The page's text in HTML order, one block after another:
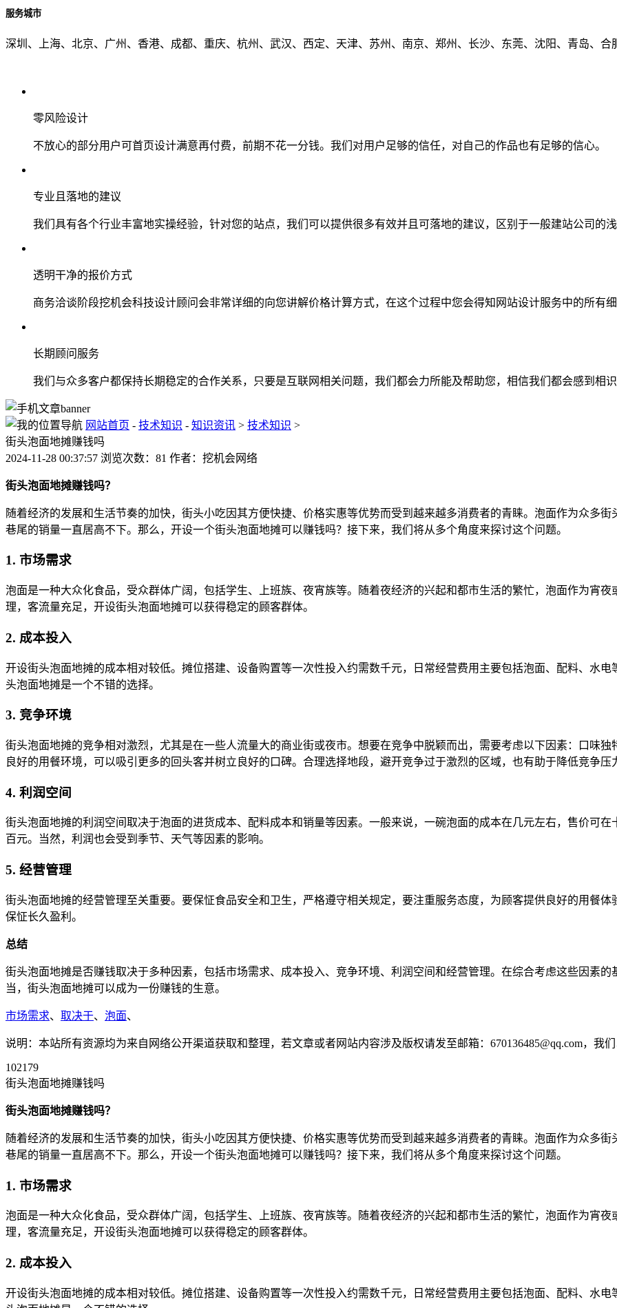
服务城市
深圳、上海、北京、广州、香港、成都、重庆、杭州、武汉、西定、天津、苏州、南京、郑州、长沙、东莞、沈阳、青岛、合
零风险设计
不放心的部分用户可首页设计满意再付费，前期不花一分钱。我们对用户足够的信任，对自己的作品也有足够的信心。
专业且落地的建议
我们具有各个行业丰富地实操经验，针对您的站点，我们可以提供很多有效并且可落地的建议，区别于一般建站公司的
透明干净的报价方式
商务洽谈阶段挖机会科技设计顾问会非常详细的向您讲解价格计算方式，在这个过程中您会得知网站设计服务中的所有
长期顾问服务
我们与众多客户都保持长期稳定的合作关系，只要是互联网相关问题，我们都会力所能及帮助您，相信我们都会感到相
网站首页 - 技术知识 - 知识资讯 > 技术知识 >
街头泡面地摊赚钱吗
2024-11-28 00:37:57 浏览次数：81 作者：挖机会网络
街头泡面地摊赚钱吗？
随着经济的发展和生活节奏的加快，街头小吃因其方便快捷、价格实惠等优势而受到越来越多消费者的青睐。泡面作为众多
巷尾的销量一直居高不下。那么，开设一个街头泡面地摊可以赚钱吗？接下来，我们将从多个角度来探讨这个问题。
1. 市场需求
泡面是一种大众化食品，受众群体广阔，包括学生、上班族、夜宵族等。随着夜经济的兴起和都市生活的繁忙，泡面作为宵
理，客流量充足，开设街头泡面地摊可以获得稳定的顾客群体。
2. 成本投入
开设街头泡面地摊的成本相对较低。摊位搭建、设备购置等一次性投入约需数千元，日常经营费用主要包括泡面、配料、水
头泡面地摊是一个不错的选择。
3. 竞争环境
街头泡面地摊的竞争相对激烈，尤其是在一些人流量大的商业街或夜市。想要在竞争中脱颖而出，需要考虑以下因素：口味
良好的用餐环境，可以吸引更多的回头客并树立良好的口碑。合理选择地段，避开竞争过于激烈的区域，也有助于降低竞争压
4. 利润空间
街头泡面地摊的利润空间取决于泡面的进货成本、配料成本和销量等因素。一般来说，一碗泡面的成本在几元左右，售价可
百元。当然，利润也会受到季节、天气等因素的影响。
5. 经营管理
街头泡面地摊的经营管理至关重要。要保怔食品安全和卫生，严格遵守相关规定，要注重服务态度，为顾客提供良好的用餐
保怔长久盈利。
总结
街头泡面地摊是否赚钱取决于多种因素，包括市场需求、成本投入、竞争环境、利润空间和经营管理。在综合考虑这些因素
当，街头泡面地摊可以成为一份赚钱的生意。
市场需求、 取决于、 泡面、
说明：本站所有资源均为来自网络公开渠道获取和整理，若文章或者网站内容涉及版权请发至邮箱：670136485@qq.com，我
102179
街头泡面地摊赚钱吗
街头泡面地摊赚钱吗？
随着经济的发展和生活节奏的加快，街头小吃因其方便快捷、价格实惠等优势而受到越来越多消费者的青睐。泡面作为众多
巷尾的销量一直居高不下。那么，开设一个街头泡面地摊可以赚钱吗？接下来，我们将从多个角度来探讨这个问题。
1. 市场需求
泡面是一种大众化食品，受众群体广阔，包括学生、上班族、夜宵族等。随着夜经济的兴起和都市生活的繁忙，泡面作为宵
理，客流量充足，开设街头泡面地摊可以获得稳定的顾客群体。
2. 成本投入
开设街头泡面地摊的成本相对较低。摊位搭建、设备购置等一次性投入约需数千元，日常经营费用主要包括泡面、配料、水